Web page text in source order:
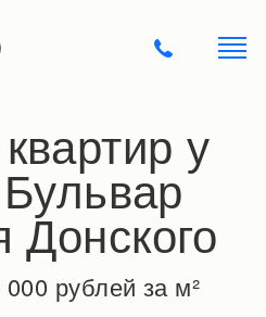
у
рублей за м²